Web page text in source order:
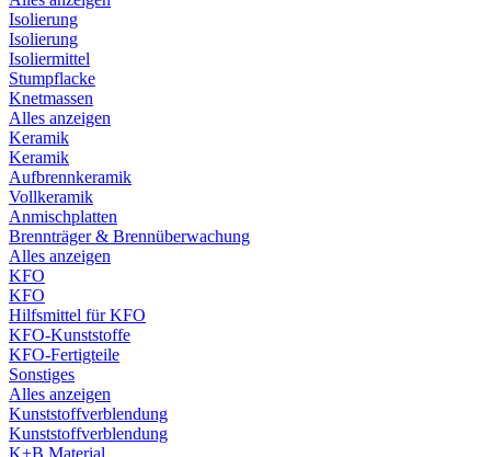
Isolierung
Isolierung
Isoliermittel
Stumpflacke
Knetmassen
Alles anzeigen
Keramik
Keramik
Aufbrennkeramik
Vollkeramik
Anmischplatten
Brennträger & Brennüberwachung
Alles anzeigen
KFO
KFO
Hilfsmittel für KFO
KFO-Kunststoffe
KFO-Fertigteile
Sonstiges
Alles anzeigen
Kunststoffverblendung
Kunststoffverblendung
K+B Material